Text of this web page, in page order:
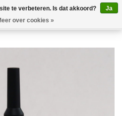
te verbeteren. Is dat akkoord?
Ja
over cookies »